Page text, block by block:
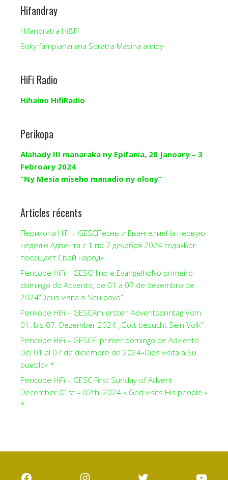
Hifandray
Hifanoratra Hi&Fi
Boky fampianarana Soratra Masina amidy
HiFi Radio
Hihaino HifiRadio
Perikopa
Alahady III manaraka ny Epifania, 28 Janoary – 3
Febroary 2024
“Ny Mesia miseho manadio ny olony”
Articles récents
Перикопа HiFi – GESCПеснь и ЕвангелиеНа первую
неделю Адвента с 1 по 7 декабря 2024 года«Бог
посещает Свой народ»
Perícope HiFi – GESCHino e EvangelhoNo primeiro
domingo do Advento, de 01 a 07 de dezembro de
2024“Deus visita o Seu povo”
Perikope HiFi – GESCAm ersten Adventsonntag Vom
01. bis 07. Dezember 2024 „Gott besucht Sein Volk“
Pericope HiFi – GESCEl primer domingo de Adviento
Del 01 al 07 de diciembre de 2024«Dios visita a Su
pueblo» *
Pericope HiFi – GESC First Sunday of Advent
December 01st – 07th, 2024 « God visits His people »
*